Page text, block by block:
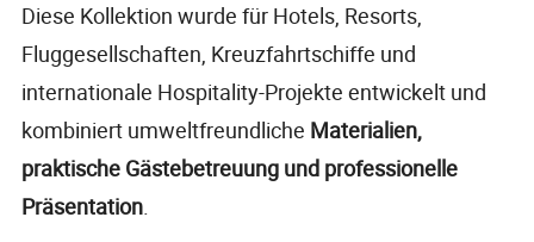
Diese Kollektion wurde für Hotels, Resorts,
Fluggesellschaften, Kreuzfahrtschiffe und
internationale Hospitality-Projekte entwickelt und
kombiniert umweltfreundliche Materialien,
praktische Gästebetreuung und professionelle
Präsentation.